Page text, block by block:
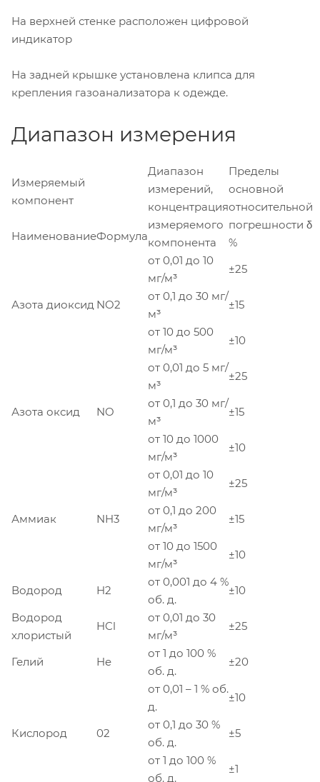
На верхней стенке расположен цифровой
индикатор
На задней крышке установлена клипса для
крепления газоанализатора к одежде.
Диапазон измерения
Измеряемый
компонент
Диапазон
измерений,
концентрация
измеряемого
компонента
Пределы
основной
относительной
погрешности δ
%
НаименованиеФормула
Азота диоксид NO2
от 0,01 до 10
мг/м³
±25
от 0,1 до 30 мг/
м³
±15
от 10 до 500
мг/м³
±10
Азота оксид NO
от 0,01 до 5 мг/
м³
±25
от 0,1 до 30 мг/
м³
±15
от 10 до 1000
мг/м³
±10
Аммиак NH3
от 0,01 до 10
мг/м³
±25
от 0,1 до 200
мг/м³
±15
от 10 до 1500
мг/м³
±10
Водород H2
от 0,001 до 4 %
об. д.
±10
Водород
хлористый
HCl
от 0,01 до 30
мг/м³
±25
Гелий He
от 1 до 100 %
об. д.
±20
Кислород 02
от 0,01 – 1 % об.
д.
±10
от 0,1 до 30 %
об. д.
±5
от 1 до 100 %
об. д.
±1